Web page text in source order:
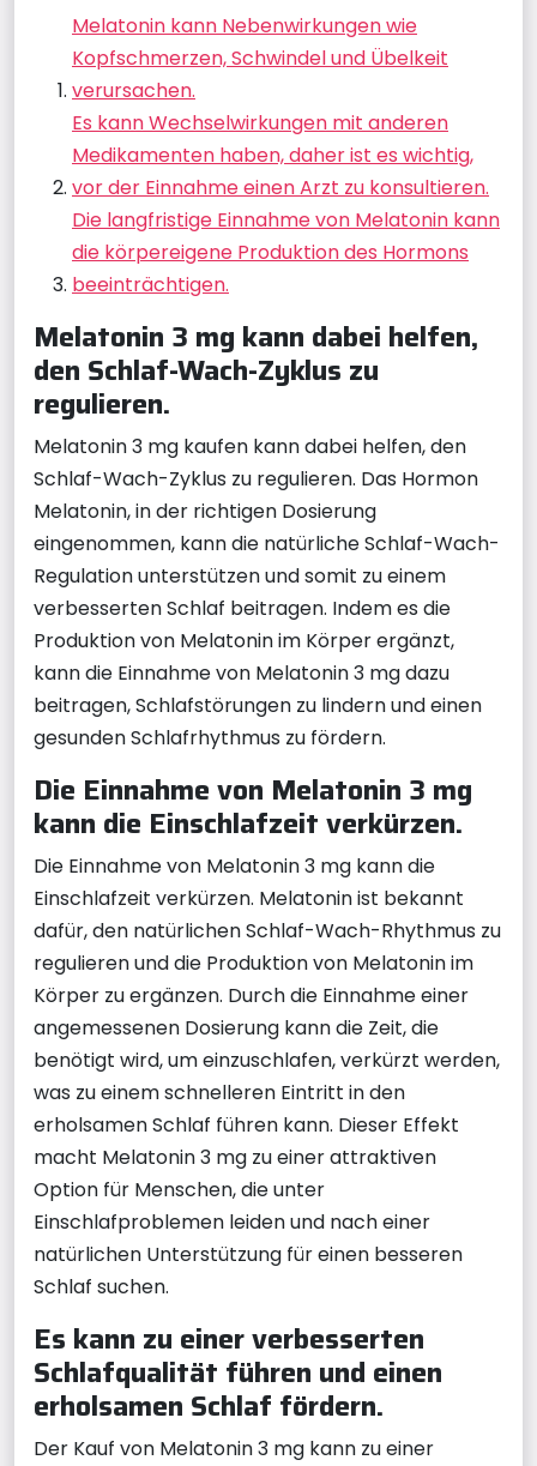
Melatonin kann Nebenwirkungen wie
Kopfschmerzen, Schwindel und Übelkeit
verursachen.
Es kann Wechselwirkungen mit anderen
Medikamenten haben, daher ist es wichtig,
vor der Einnahme einen Arzt zu konsultieren.
Die langfristige Einnahme von Melatonin kann
die körpereigene Produktion des Hormons
beeinträchtigen.
Melatonin 3 mg kann dabei helfen,
den Schlaf-Wach-Zyklus zu
regulieren.
Melatonin 3 mg kaufen kann dabei helfen, den
Schlaf-Wach-Zyklus zu regulieren. Das Hormon
Melatonin, in der richtigen Dosierung
eingenommen, kann die natürliche Schlaf-Wach-
Regulation unterstützen und somit zu einem
verbesserten Schlaf beitragen. Indem es die
Produktion von Melatonin im Körper ergänzt,
kann die Einnahme von Melatonin 3 mg dazu
beitragen, Schlafstörungen zu lindern und einen
gesunden Schlafrhythmus zu fördern.
Die Einnahme von Melatonin 3 mg
kann die Einschlafzeit verkürzen.
Die Einnahme von Melatonin 3 mg kann die
Einschlafzeit verkürzen. Melatonin ist bekannt
dafür, den natürlichen Schlaf-Wach-Rhythmus zu
regulieren und die Produktion von Melatonin im
Körper zu ergänzen. Durch die Einnahme einer
angemessenen Dosierung kann die Zeit, die
benötigt wird, um einzuschlafen, verkürzt werden,
was zu einem schnelleren Eintritt in den
erholsamen Schlaf führen kann. Dieser Effekt
macht Melatonin 3 mg zu einer attraktiven
Option für Menschen, die unter
Einschlafproblemen leiden und nach einer
natürlichen Unterstützung für einen besseren
Schlaf suchen.
Es kann zu einer verbesserten
Schlafqualität führen und einen
erholsamen Schlaf fördern.
Der Kauf von Melatonin 3 mg kann zu einer